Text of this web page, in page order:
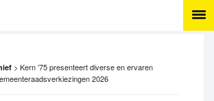
> Kern ’75 presenteert diverse en ervaren
2026